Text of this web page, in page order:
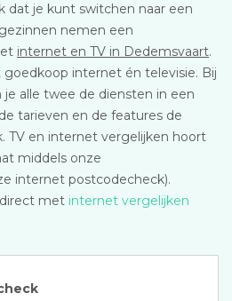
dat je kunt switchen naar een
nemen een
internet en TV in Dedemsvaart.
internet én televisie. Bij
alle twee de diensten in een
tarieven en de features de
TV en internet vergelijken hoort
middels onze
internet postcodecheck).
met internet vergelijken